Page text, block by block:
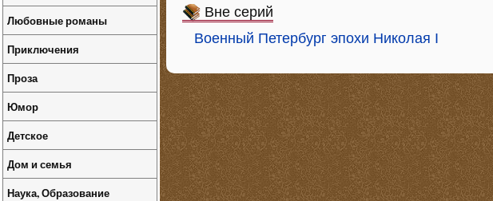
Вне серий
Военный Петербург эпохи Николая I
Любовные романы
Приключения
Проза
Юмор
Детское
Дом и семья
Наука, Образование